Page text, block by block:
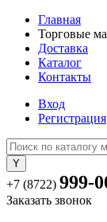
Главная
Торговые
Доставка
Каталог
Контакты
Вход
Регистрация
+7 (8722) 999-
Заказать звонок